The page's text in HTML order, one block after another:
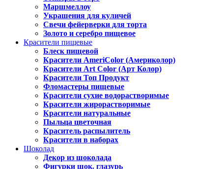
Маршмеллоу
Украшения для куличей
Свечи фейерверки для торта
Золото и серебро пищевое
Красители пищевые
Блеск пищевой
Красители AmeriColor (Америколор)
Красители Art Color (Арт Колор)
Красители Топ Продукт
Фломастеры пищевые
Красители сухие водорастворимые
Красители жирорастворимые
Красители натуральные
Пыльца цветочная
Краситель распылитель
Красители в наборах
Шоколад
Декор из шоколада
Фигурки шок. глазурь